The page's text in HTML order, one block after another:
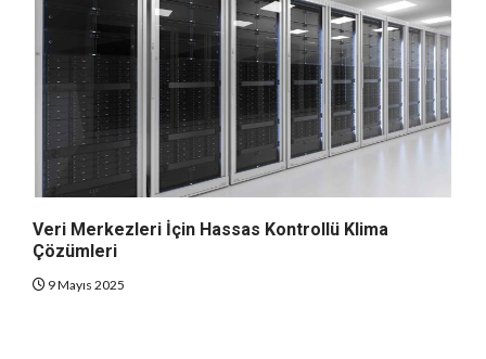
Veri Merkezleri İçin Hassas Kontrollü Klima
Çözümleri
9 Mayıs 2025